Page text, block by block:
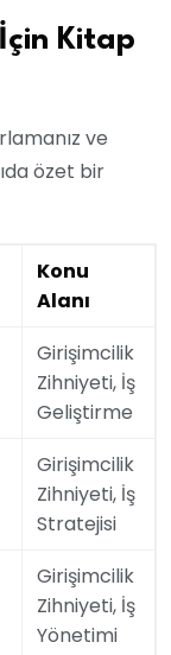
Kitap
ve
özet bir
Konu
Alanı
Girişimcilik
Zihniyeti, İş
Geliştirme
Girişimcilik
Zihniyeti, İş
Stratejisi
Girişimcilik
Zihniyeti, İş
Yönetimi